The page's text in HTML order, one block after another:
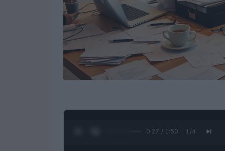
0:28 / 1:50 1 /4